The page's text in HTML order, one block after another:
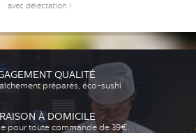
avec délectation !
QUALITÉ
préparés, éco-sushi
À DOMICILE
pour toute commande de 39€.